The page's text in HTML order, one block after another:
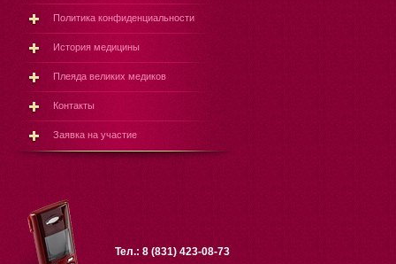
Политика конфиденциальности
История медицины
Плеяда великих медиков
Контакты
Заявка на участие
Тел.: 8 (831) 423-08-73